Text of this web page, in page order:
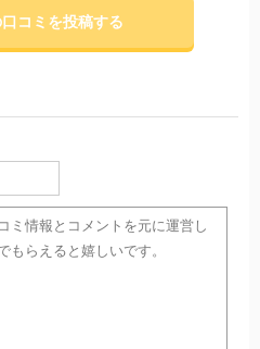
コミを投稿する